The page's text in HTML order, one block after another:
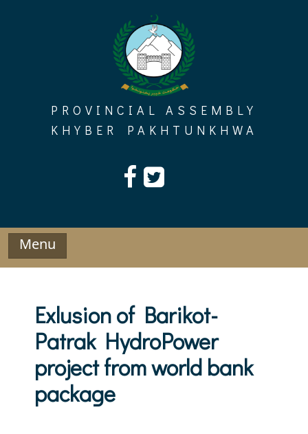
PROVINCIAL ASSEMBLY
KHYBER PAKHTUNKHWA
Menu
Exlusion of Barikot-
Patrak HydroPower
project from world bank
package